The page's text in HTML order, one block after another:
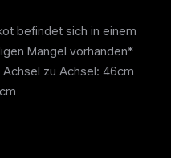
befindet sich in einem
Mängel vorhanden*
zu Achsel: 46cm